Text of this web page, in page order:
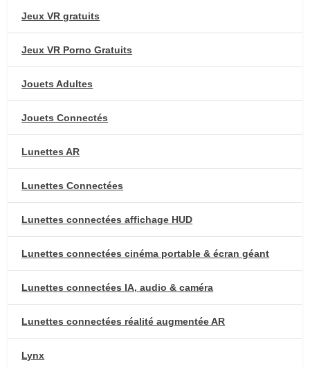
Jeux VR gratuits
Jeux VR Porno Gratuits
Jouets Adultes
Jouets Connectés
Lunettes AR
Lunettes Connectées
Lunettes connectées affichage HUD
Lunettes connectées cinéma portable & écran géant
Lunettes connectées IA, audio & caméra
Lunettes connectées réalité augmentée AR
Lynx